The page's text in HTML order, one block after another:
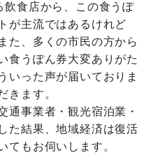
店から、この食うぽ
が主流ではあるけれど
た、多くの市民の方から
食うぽん券大変ありがた
いった声が届いておりま
きます。
事業者・観光宿泊業・
た結果、地域経済は復活
てもお伺いします。